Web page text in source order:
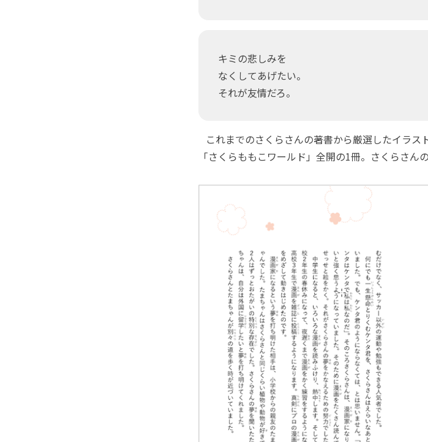
キミの悲しみを
なくしてあげたい。
それが友情だろ。
これまでのさくらさんの著書から厳選したイラス
「さくらももこワールド」全開の1冊。さくらさん